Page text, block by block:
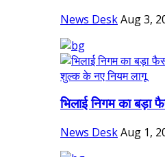
News DeskAug 3,
भिलाई निगम का बड़ा
News DeskAug 1,